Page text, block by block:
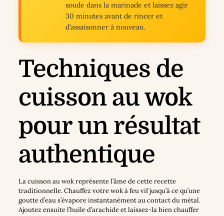
soude dans la marinade et laissez agir
30 minutes avant de rincer et
d’assaisonner à nouveau.
Techniques de
cuisson au wok
pour un résultat
authentique
La cuisson au wok représente l’âme de cette recette
traditionnelle. Chauffez votre wok à feu vif jusqu’à ce qu’une
goutte d’eau s’évapore instantanément au contact du métal.
Ajoutez ensuite l’huile d’arachide et laissez-la bien chauffer